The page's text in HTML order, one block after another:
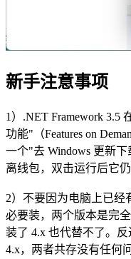
新手注意事项
1）.NET Framework 3.5
功能"（Features on
一个"去 Windows 更新
离线包，双击运行后它
2）不要因为电脑上已经
必要装，两个版本是完
装了 4.x 也代替不了。
4.x，两者共存没有任何